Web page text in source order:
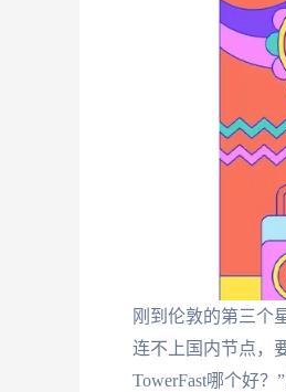
刚到伦敦的第三个
连不上国内节点，
TowerFast哪个好